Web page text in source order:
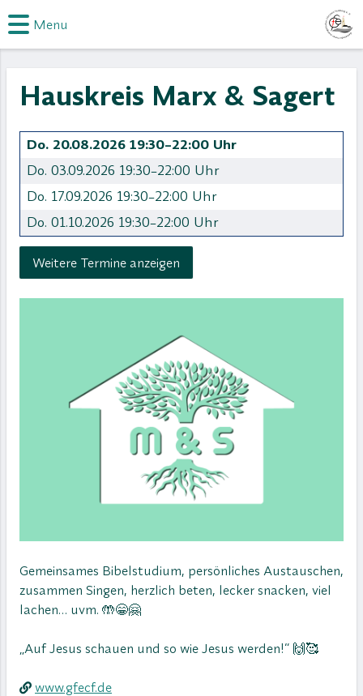
Menu
Hauskreis Marx & Sagert
Do. 20.08.2026 19:30–22:00 Uhr
Do. 03.09.2026 19:30–22:00 Uhr
Do. 17.09.2026 19:30–22:00 Uhr
Do. 01.10.2026 19:30–22:00 Uhr
Weitere Termine anzeigen
Gemeinsames Bibelstudium, persönliches Austauschen,
zusammen Singen, herzlich beten, lecker snacken, viel
lachen… uvm. 🤲😁🤗
„Auf Jesus schauen und so wie Jesus werden!“ 🙌🥰
www.gfecf.de